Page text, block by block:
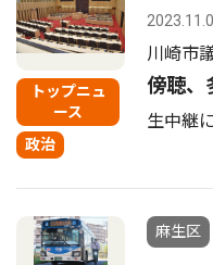
トップニュ
ース
政治
川崎市
傍聴、
生中継
麻生区